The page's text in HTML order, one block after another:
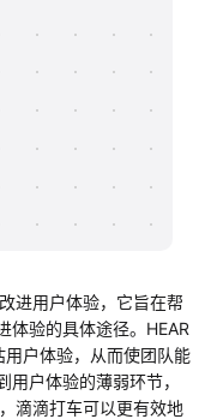
进用户体验，它旨在帮
体验的具体途径。HEAR
户体验，从而使团队能
户体验的薄弱环节，
滴滴打车可以更有效地